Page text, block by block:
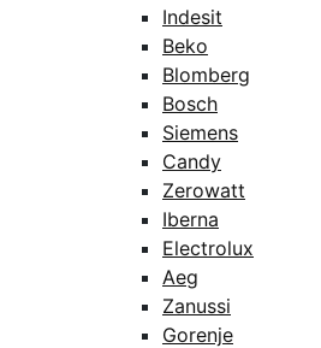
Indesit
Beko
Blomberg
Bosch
Siemens
Candy
Zerowatt
Iberna
Electrolux
Aeg
Zanussi
Gorenje